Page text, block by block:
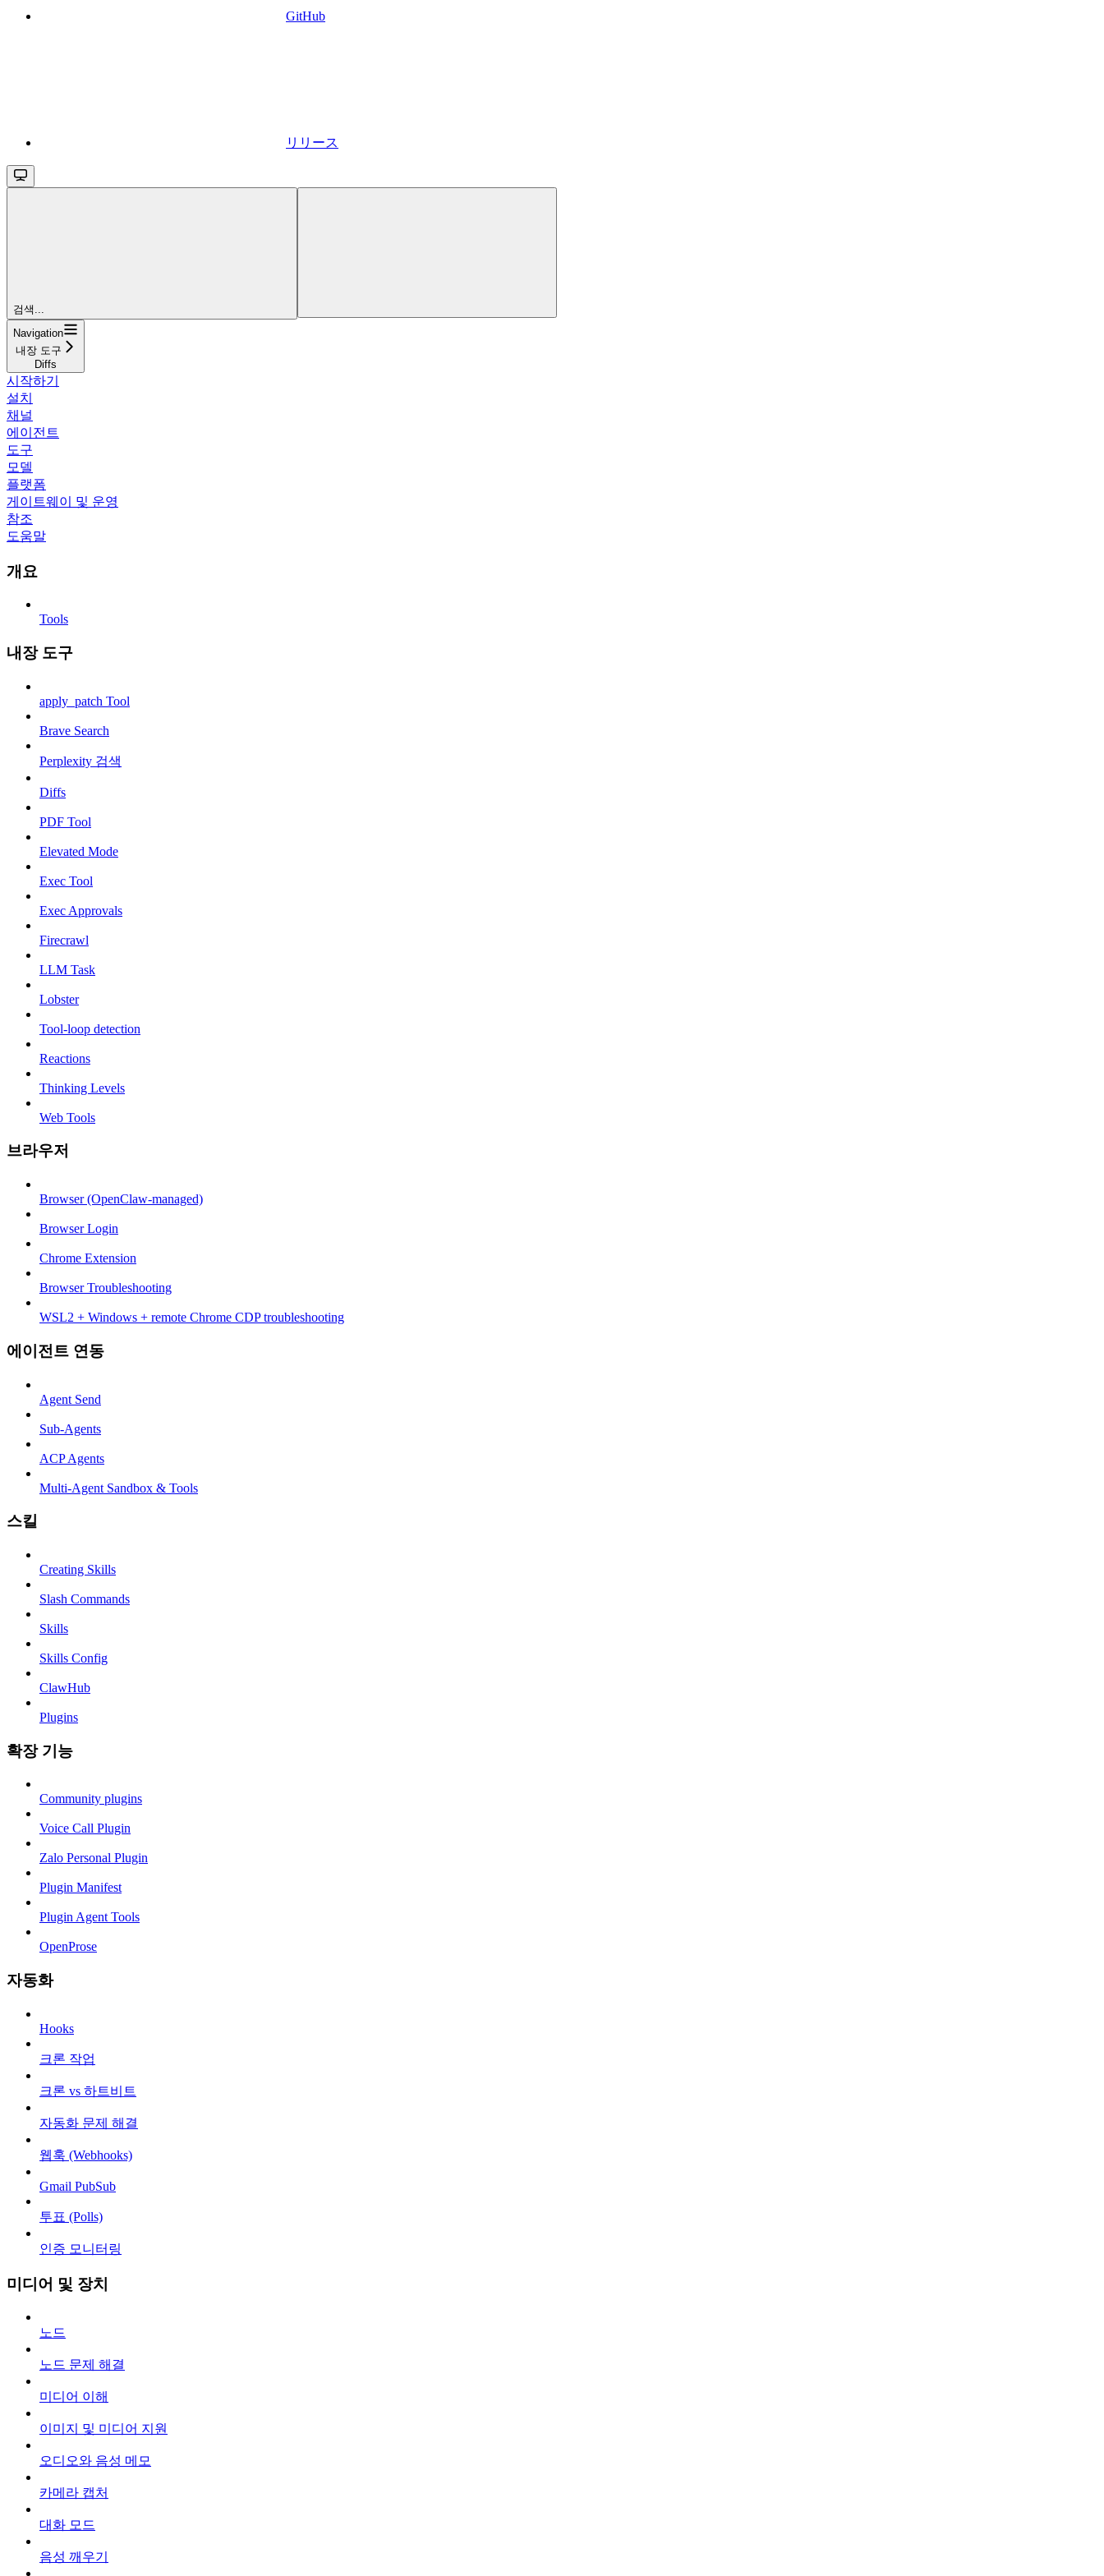
GitHub
リリース
검색...
Navigation
내장 도구
Diffs
시작하기
설치
채널
에이전트
도구
모델
플랫폼
게이트웨이 및 운영
참조
도움말
개요
Tools
내장 도구
apply_patch Tool
Brave Search
Perplexity 검색
Diffs
PDF Tool
Elevated Mode
Exec Tool
Exec Approvals
Firecrawl
LLM Task
Lobster
Tool-loop detection
Reactions
Thinking Levels
Web Tools
브라우저
Browser (OpenClaw-managed)
Browser Login
Chrome Extension
Browser Troubleshooting
WSL2 + Windows + remote Chrome CDP troubleshooting
에이전트 연동
Agent Send
Sub-Agents
ACP Agents
Multi-Agent Sandbox & Tools
스킬
Creating Skills
Slash Commands
Skills
Skills Config
ClawHub
Plugins
확장 기능
Community plugins
Voice Call Plugin
Zalo Personal Plugin
Plugin Manifest
Plugin Agent Tools
OpenProse
자동화
Hooks
크론 작업
크론 vs 하트비트
자동화 문제 해결
웹훅 (Webhooks)
Gmail PubSub
투표 (Polls)
인증 모니터링
미디어 및 장치
노드
노드 문제 해결
미디어 이해
이미지 및 미디어 지원
오디오와 음성 메모
카메라 캡처
대화 모드
음성 깨우기